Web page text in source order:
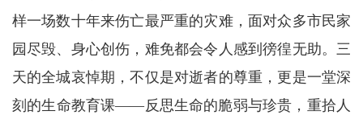
样一场数十年来伤亡最严重的灾难，面对众多市民家
园尽毁、身心创伤，难免都会令人感到徬徨无助。三
天的全城哀悼期，不仅是对逝者的尊重，更是一堂深
刻的生命教育课——反思生命的脆弱与珍贵，重拾人